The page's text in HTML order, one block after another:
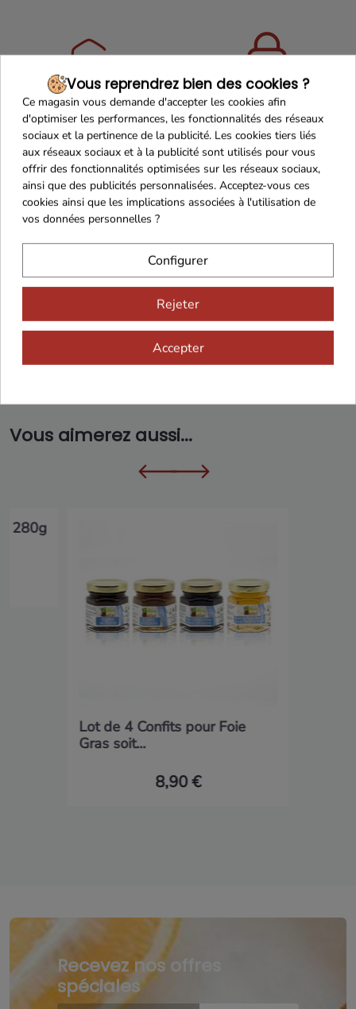
Maison Familiale Paiement Sécurisé
Franco de port 79€ Livraison 24h/48h
Cadeaux dès 99€
Vous aimerez aussi...
280g
Lot de 4 Confits pour Foie
Gras soit...
8,90 €
Recevez nos offres
spéciales
Vous reprendrez bien des cookies ?
Ce magasin vous demande d'accepter les cookies afin
d'optimiser les performances, les fonctionnalités des réseaux
sociaux et la pertinence de la publicité. Les cookies tiers liés
aux réseaux sociaux et à la publicité sont utilisés pour vous
offrir des fonctionnalités optimisées sur les réseaux sociaux,
ainsi que des publicités personnalisées. Acceptez-vous ces
cookies ainsi que les implications associées à l'utilisation de
vos données personnelles ?
Configurer
Rejeter
Accepter